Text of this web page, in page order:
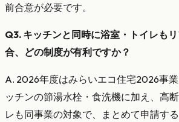
前合意が必要です。
Q3. キッチンと同時に浴室・トイレも
合、どの制度が有利ですか？
A. 2026年度はみらいエコ住宅2026事
ッチンの節湯水栓・食洗機に加え、高
レも同事業の対象で、まとめて申請す